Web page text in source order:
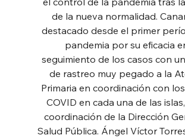
de la nueva normalidad.
destacado desde el primer
pandemia por su eficacia
seguimiento de los casos con
de rastreo muy pegado a la
Primaria en coordinación con
COVID en cada una de las
coordinación de la Dirección
Salud Pública. Ángel Víctor